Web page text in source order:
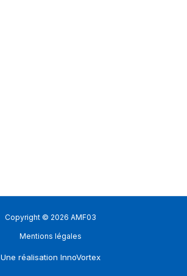
Copyright © 2026 AMF03
Mentions légales
Une réalisation InnoVortex